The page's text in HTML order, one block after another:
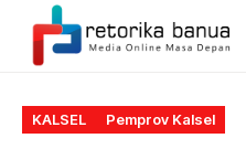
KALSEL Pemprov Kalsel